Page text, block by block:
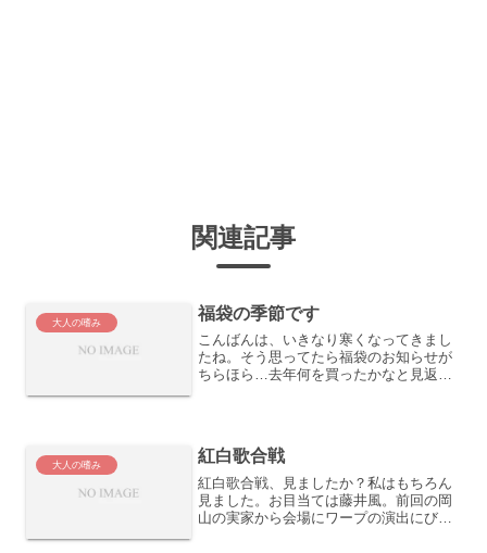
関連記事
大人の嗜み 福袋の季節です
こんばんは、いきなり寒くなってきまし
たね。そう思ってたら福袋のお知らせが
ちらほら…去年何を買ったかなと見返し
より５００円値上げしてる...
大人の嗜み 紅白歌合戦
紅白歌合戦、見ましたか？私はもちろん
見ました。お目当ては藤井風。前回の岡
山の実家から会場にワープの演出にびっ